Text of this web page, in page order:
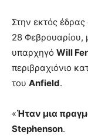
Στην εκτός
28 Φεβρουαρίου,
υπαρχηγό Will
περιβραχιόνιο
του Anfield.
«Ήταν μια
Stephenson.